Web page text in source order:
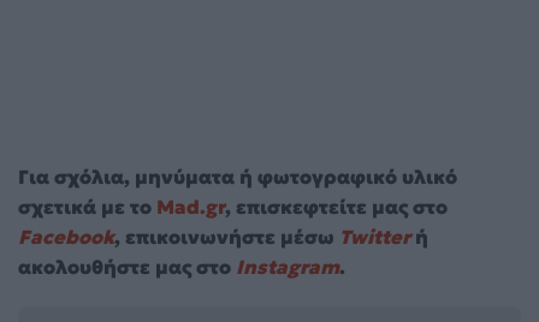
Για σχόλια, μηνύματα ή φωτογραφικό υλικό
σχετικά με το Mad.gr, επισκεφτείτε μας στο
Facebook, επικοινωνήστε μέσω Twitterή
ακολουθήστε μας στο Instagram.